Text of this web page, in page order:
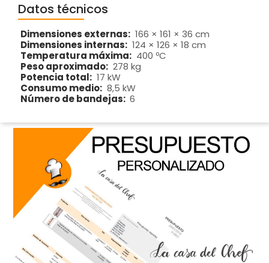
Datos técnicos
Dimensiones externas: 166 × 161 × 36 cm
Dimensiones internas: 124 × 126 × 18 cm
Temperatura máxima: 400 ºC
Peso aproximado: 278 kg
Potencia total: 17 kW
Consumo medio: 8,5 kW
Número de bandejas: 6